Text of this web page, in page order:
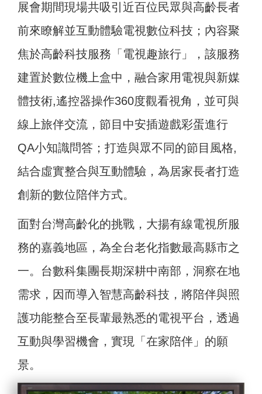
展會期間現場共吸引近百位民眾與高齡長者
前來瞭解並互動體驗電視數位科技；內容聚
焦於高齡科技服務「電視趣旅行」，該服務
建置於數位機上盒中，融合家用電視與新媒
體技術,遙控器操作360度觀看視角，並可與
線上旅伴交流，節目中安插遊戲彩蛋進行
QA小知識問答；打造與眾不同的節目風格,
結合虛實整合與互動體驗，為居家長者打造
創新的數位陪伴方式。
面對台灣高齡化的挑戰，大揚有線電視所服
務的嘉義地區，為全台老化指數最高縣市之
一。台數科集團長期深耕中南部，洞察在地
需求，因而導入智慧高齡科技，將陪伴與照
護功能整合至長輩最熟悉的電視平台，透過
互動與學習機會，實現「在家陪伴」的願
景。